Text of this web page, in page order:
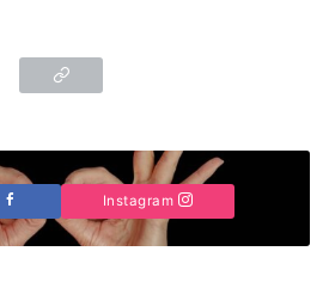
Instagram